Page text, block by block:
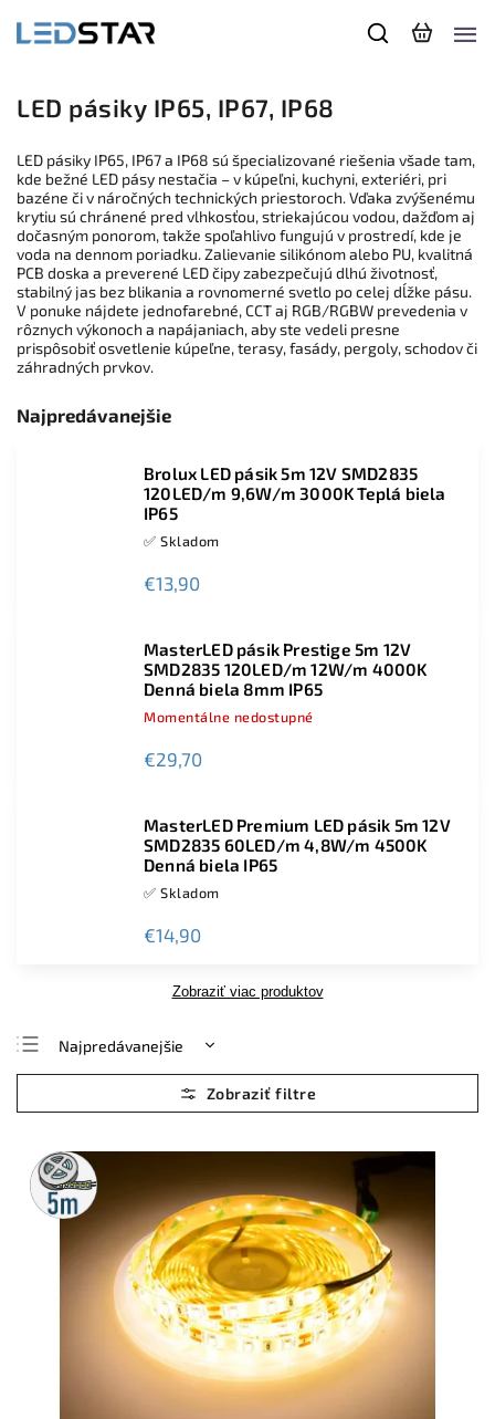
LED pásiky IP65, IP67, IP68
LED pásiky IP65, IP67 a IP68 sú špecializované riešenia všade tam,
kde bežné LED pásy nestačia – v kúpeľni, kuchyni, exteriéri, pri
bazéne či v náročných technických priestoroch. Vďaka zvýšenému
krytiu sú chránené pred vlhkosťou, striekajúcou vodou, dažďom aj
dočasným ponorom, takže spoľahlivo fungujú v prostredí, kde je
voda na dennom poriadku. Zalievanie silikónom alebo PU, kvalitná
PCB doska a preverené LED čipy zabezpečujú dlhú životnosť,
stabilný jas bez blikania a rovnomerné svetlo po celej dĺžke pásu.
V ponuke nájdete jednofarebné, CCT aj RGB/RGBW prevedenia v
rôznych výkonoch a napájaniach, aby ste vedeli presne
prispôsobiť osvetlenie kúpeľne, terasy, fasády, pergoly, schodov či
záhradných prvkov.
Najpredávanejšie
Brolux LED pásik 5m 12V SMD2835
120LED/m 9,6W/m 3000K Teplá biela
IP65
✅ Skladom
€13,90
MasterLED pásik Prestige 5m 12V
SMD2835 120LED/m 12W/m 4000K
Denná biela 8mm IP65
Momentálne nedostupné
€29,70
MasterLED Premium LED pásik 5m 12V
SMD2835 60LED/m 4,8W/m 4500K
Denná biela IP65
✅ Skladom
€14,90
Zobraziť viac produktov
Najpredávanejšie
Najlacnejšie
Najdrahšie
Abecedne
5m
rolka